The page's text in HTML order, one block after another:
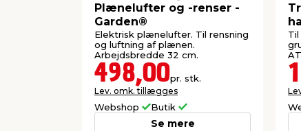
Plænelufter og -renser -
Garden®
Elektrisk plænelufter. Til rensning
og luftning af plænen.
Arbejdsbredde 32 cm.
498,00pr. stk.
Lev. omk. tillægges
Webshop Butik
Se mere